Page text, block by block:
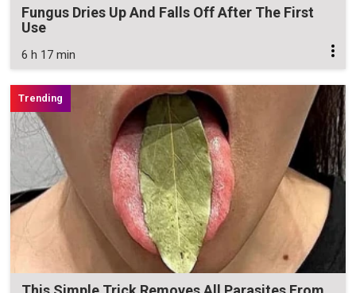
Fungus Dries Up And Falls Off After The First
Use
6 h 17 min